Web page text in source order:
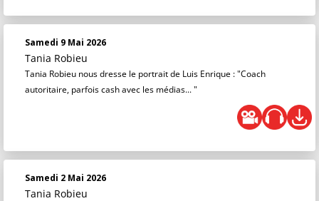
Samedi 9 Mai 2026
Tania Robieu
Tania Robieu nous dresse le portrait de Luis Enrique : "Coach
autoritaire, parfois cash avec les médias... "
Samedi 2 Mai 2026
Tania Robieu